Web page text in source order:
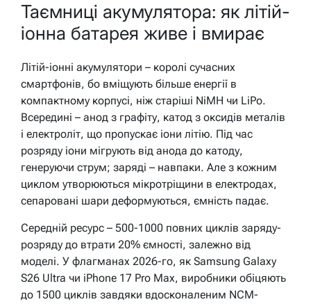
Таємниці акумулятора: як літій-
іонна батарея живе і вмирає
Літій-іонні акумулятори – королі сучасних
смартфонів, бо вміщують більше енергії в
компактному корпусі, ніж старіші NiMH чи LiPo.
Всередині – анод з графіту, катод з оксидів металів
і електроліт, що пропускає іони літію. Під час
розряду іони мігрують від анода до катоду,
генеруючи струм; заряді – навпаки. Але з кожним
циклом утворюються мікротріщини в електродах,
сепаровані шари деформуються, ємність падає.
Середній ресурс – 500-1000 повних циклів заряду-
розряду до втрати 20% ємності, залежно від
моделі. У флагманах 2026-го, як Samsung Galaxy
S26 Ultra чи iPhone 17 Pro Max, виробники обіцяють
до 1500 циклів завдяки вдосконаленим NCM-